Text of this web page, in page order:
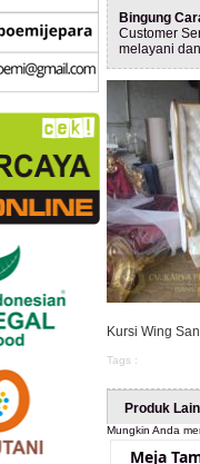
Bingung
Customer
melayani
Kursi Wing
Tags :
Produk
Mungkin Anda
Meja